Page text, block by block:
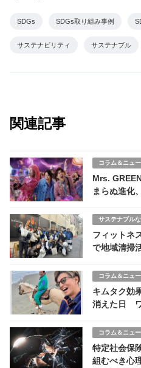
SDGs SDGs取り組み事例
サステナビリティ サステナブル
関連記事
コラム＆ニュ
Mrs.
まらぬ進化
サステナブル
フィットネ
で地域清掃
域貢献とは
コラム＆ニュ
キムタク効
消えた日
コラム＆ニュ
特定社会保
組むべき心